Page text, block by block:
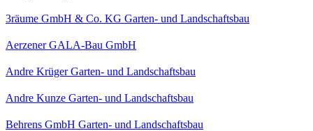
3räume GmbH & Co. KG Garten- und Landschaftsbau
Aerzener GALA-Bau GmbH
Andre Krüger Garten- und Landschaftsbau
Andre Kunze Garten- und Landschaftsbau
Behrens GmbH Garten- und Landschaftsbau